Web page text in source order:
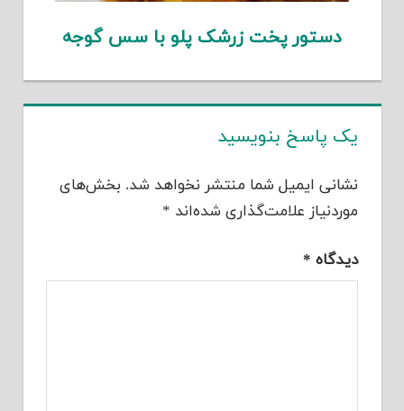
دستور پخت زرشک پلو با سس گوجه
یک پاسخ بنویسید
نشانی ایمیل شما منتشر نخواهد شد. بخش‌های
موردنیاز علامت‌گذاری شده‌اند *
دیدگاه *